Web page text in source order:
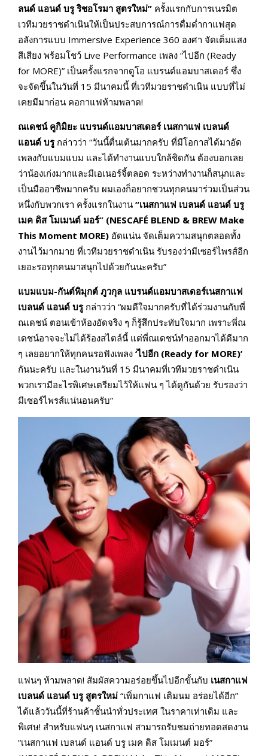
ลนด์ แอนด์ บรู ริชอโรมา สูตรใหม่” ครั้งแรกกับการเนรมิต
เวทีมวยราชดำเนินให้เป็นประสบการณ์การดื่มด่ำกาแฟสุด
อลังการแบบ Immersive Experience 360 องศา จัดเต็มแสง
สีเสียง พร้อมโชว์ Live Performance เพลง “ไปอีก (Ready
for MORE)” เป็นครั้งแรกจากดูโอ แบรนด์แอมบาสเดอร์ ซึ่ง
จะจัดขึ้นในวันที่ 15 มีนาคมนี้ ที่เวทีมวยราชดำเนิน แบบที่ไม่
เคยมีมาก่อน คอกาแฟห้ามพลาด!
ณเดชน์ คูกิมิยะ แบรนด์แอมบาสเดอร์ เนสกาแฟ เบลนด์
แอนด์ บรูกล่าวว่า “วันนี้ตื่นเต้นมากครับ ที่มีโอกาสได้มาอัด
เพลงกับแบมแบม และได้ทำงานแบบใกล้ชิดกัน ต้องบอกเลย
ว่าน้องเก่งมากและมีเอเนอร์จี้ตลอด ระหว่างทำงานก็สนุกและ
เป็นมืออาชีพมากครับ ผมเองก็อยากชวนทุกคนมาร่วมเป็นส่วน
หนึ่งกับพวกเรา ครั้งแรกในงาน “เนสกาแฟ เบลนด์ แอนด์ บรู
เมค ดิส โมเมนต์ มอร์” (NESCAFÉ BLEND & BREW Make
This Moment MORE) อัดแน่น จัดเต็มความสนุกตลอดทั้ง
งานไว้มากมาย ที่เวทีมวยราชดำเนิน รับรองว่ามีเซอร์ไพรส์อีก
เยอะรอทุกคนมาสนุกไปด้วยกันนะครับ”
แบมแบม-กันต์พิมุกต์ ภูวกุล แบรนด์แอมบาสเดอร์เนสกาแฟ
เบลนด์ แอนด์ บรูกล่าวว่า “ผมดีใจมากครับที่ได้ร่วมงานกับพี่
ณเดชน์ ตอนเข้าห้องอัดจริง ๆ ก็รู้สึกประทับใจมาก เพราะพี่ณ
เดชน์อาจจะไม่ได้ร้องสไตล์นี้ แต่พี่ณเดชน์ทำออกมาได้ดีมาก
ๆ เลยอยากให้ทุกคนรอฟังเพลง ‘ไปอีก (Ready for MORE)’
กันนะครับ และในงานวันที่ 15 มีนาคมที่เวทีมวยราชดำเนิน
พวกเรามีอะไรพิเศษเตรียมไว้ให้แฟน ๆ ได้ดูกันด้วย รับรองว่า
มีเซอร์ไพรส์แน่นอนครับ”
แฟนๆ ห้ามพลาด! สัมผัสความอร่อยขึ้นไปอีกขั้นกับ เนสกาแฟ
เบลนด์ แอนด์ บรู สูตรใหม่ “เพิ่มกาแฟ เติมนม อร่อยได้อีก”
ได้แล้ววันนี้ที่ร้านค้าชั้นนำทั่วประเทศ ในราคาเท่าเดิม และ
พิเศษ! สำหรับแฟนๆ เนสกาแฟ สามารถรับชมถ่ายทอดสดงาน
“เนสกาแฟ เบลนด์ แอนด์ บรู เมค ดิส โมเมนต์ มอร์”